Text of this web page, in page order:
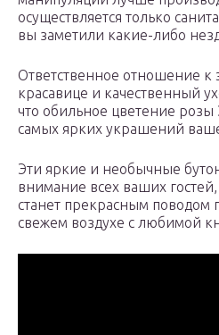
осуществляется только
вы заметили какие-либо
Ответственное отношение к
красавице и качественный
что обильное цветение
самых ярких украшений
Эти яркие и необычные
внимание всех ваших
станет прекрасным поводом
свежем воздухе с любимой